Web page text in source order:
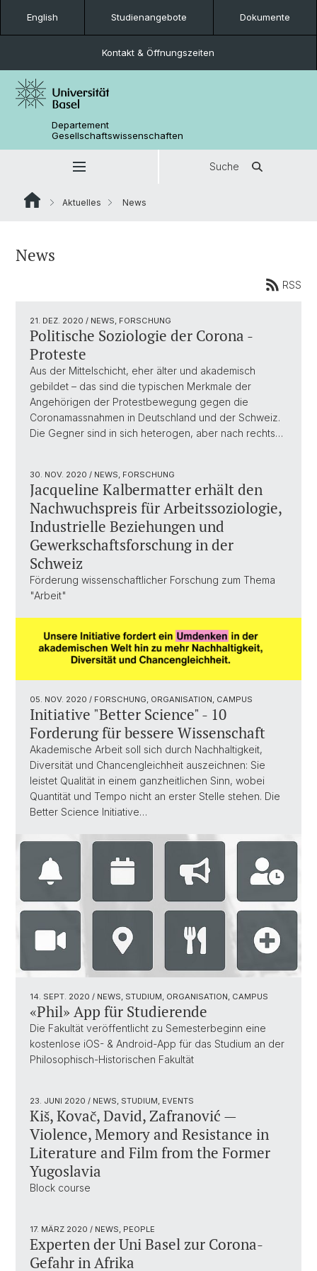
English Studienangebote Dokumente
Kontakt & Öffnungszeiten
Departement
Gesellschaftswissenschaften
Suche
Aktuelles News
News
RSS
21. DEZ. 2020 / NEWS, FORSCHUNG
Politische Soziologie der Corona -
Proteste
Aus der Mittelschicht, eher älter und akademisch
gebildet – das sind die typischen Merkmale der
Angehörigen der Protestbewegung gegen die
Coronamassnahmen in Deutschland und der Schweiz.
Die Gegner sind in sich heterogen, aber nach rechts…
30. NOV. 2020 / NEWS, FORSCHUNG
Jacqueline Kalbermatter erhält den
Nachwuchspreis für Arbeitssoziologie,
Industrielle Beziehungen und
Gewerkschaftsforschung in der
Schweiz
Förderung wissenschaftlicher Forschung zum Thema
"Arbeit"
05. NOV. 2020 / FORSCHUNG, ORGANISATION, CAMPUS
Initiative "Better Science" - 10
Forderung für bessere Wissenschaft
Akademische Arbeit soll sich durch Nachhaltigkeit,
Diversität und Chancengleichheit auszeichnen: Sie
leistet Qualität in einem ganzheitlichen Sinn, wobei
Quantität und Tempo nicht an erster Stelle stehen. Die
Better Science Initiative…
14. SEPT. 2020 / NEWS, STUDIUM, ORGANISATION, CAMPUS
«Phil» App für Studierende
Die Fakultät veröffentlicht zu Semesterbeginn eine
kostenlose iOS- & Android-App für das Studium an der
Philosophisch-Historischen Fakultät
23. JUNI 2020 / NEWS, STUDIUM, EVENTS
Kiš, Kovač, David, Zafranović —
Violence, Memory and Resistance in
Literature and Film from the Former
Yugoslavia
Block course
17. MÄRZ 2020 / NEWS, PEOPLE
Experten der Uni Basel zur Corona-
Gefahr in Afrika